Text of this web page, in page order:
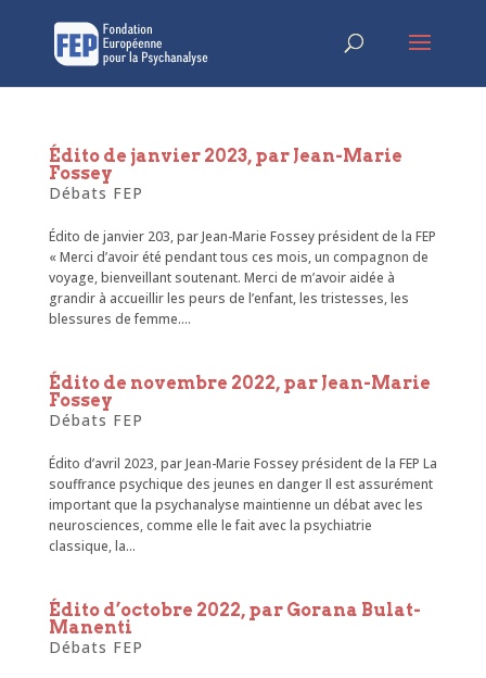
Édito de janvier 2023, par Jean-Marie
Fossey
Débats FEP
Édito de janvier 203, par Jean-Marie Fossey président de la FEP
« Merci d’avoir été pendant tous ces mois, un compagnon de
voyage, bienveillant soutenant. Merci de m’avoir aidée à
grandir à accueillir les peurs de l’enfant, les tristesses, les
blessures de femme....
Édito de novembre 2022, par Jean-Marie
Fossey
Débats FEP
Édito d’avril 2023, par Jean-Marie Fossey président de la FEP La
souffrance psychique des jeunes en danger Il est assurément
important que la psychanalyse maintienne un débat avec les
neurosciences, comme elle le fait avec la psychiatrie
classique, la...
Édito d’octobre 2022, par Gorana Bulat-
Manenti
Débats FEP